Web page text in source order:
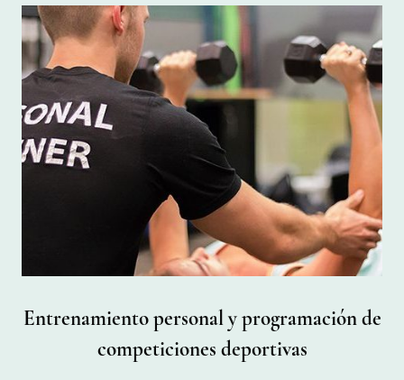
Entrenamiento personal y programación de
competiciones deportivas